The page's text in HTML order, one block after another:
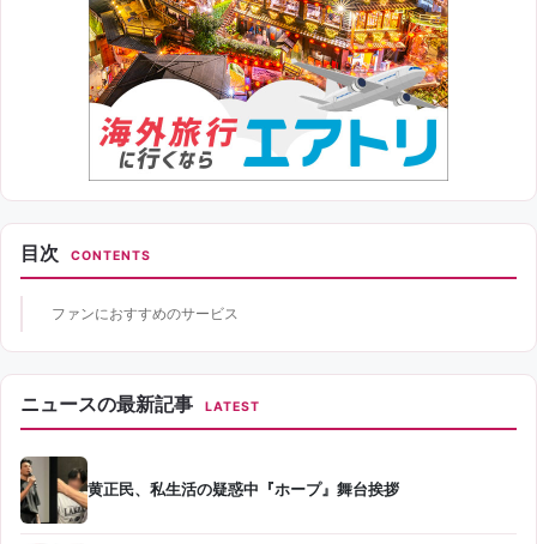
目次 CONTENTS
ファンにおすすめのサービス
ニュースの最新記事 LATEST
黄正民、私生活の疑惑中『ホープ』舞台挨拶